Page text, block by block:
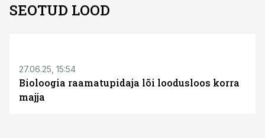
SEOTUD LOOD
27.06.25, 15:54
Bioloogia raamatupidaja lõi loodusloos korra
majja